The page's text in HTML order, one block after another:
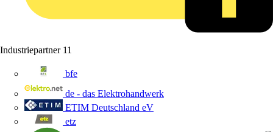
Industriepartner 11
bfe
de - das Elektrohandwerk
ETIM Deutschland eV
etz